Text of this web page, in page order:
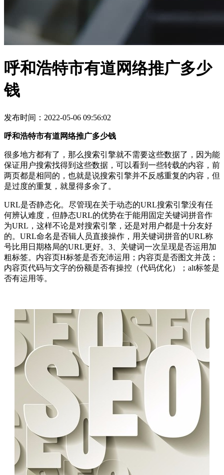
呼和浩特市有道网络推广多少
钱
发布时间：2022-05-06 09:56:02
呼和浩特市有道网络推广多少钱
很多地方都有了，那么搜索引擎就不需要这些数据了，因为能
保证用户搜索找得到这些数据，可以看到一些转载的内容，前
两页都是相同的，也就是说搜索引擎并不反感重复的内容，但
是过度的重复，就显得多余了。
URL是否静态化。尽管现在关于动态的URL搜索引擎没有任
何辨认难度，但静态URL的优势在于能用固定关键词拼音作
为URL，这样不论是对搜索引擎，还是对用户都是十分友好
的。URL命名是否辑人员直接操作，用关键词拼音的URL称
号比用日期格局的URL更好。3、关键词一次呈现是否运用加
粗标签。内容页H标签是否充沛运用；内容页是否图文并茂；
内容页代码与文字的份额是否有操控（代码优化）；alt标签是
否有运用等。